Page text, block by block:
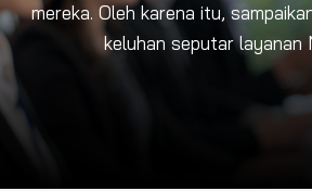
mereka. Oleh karena itu,
keluhan seputar layanan